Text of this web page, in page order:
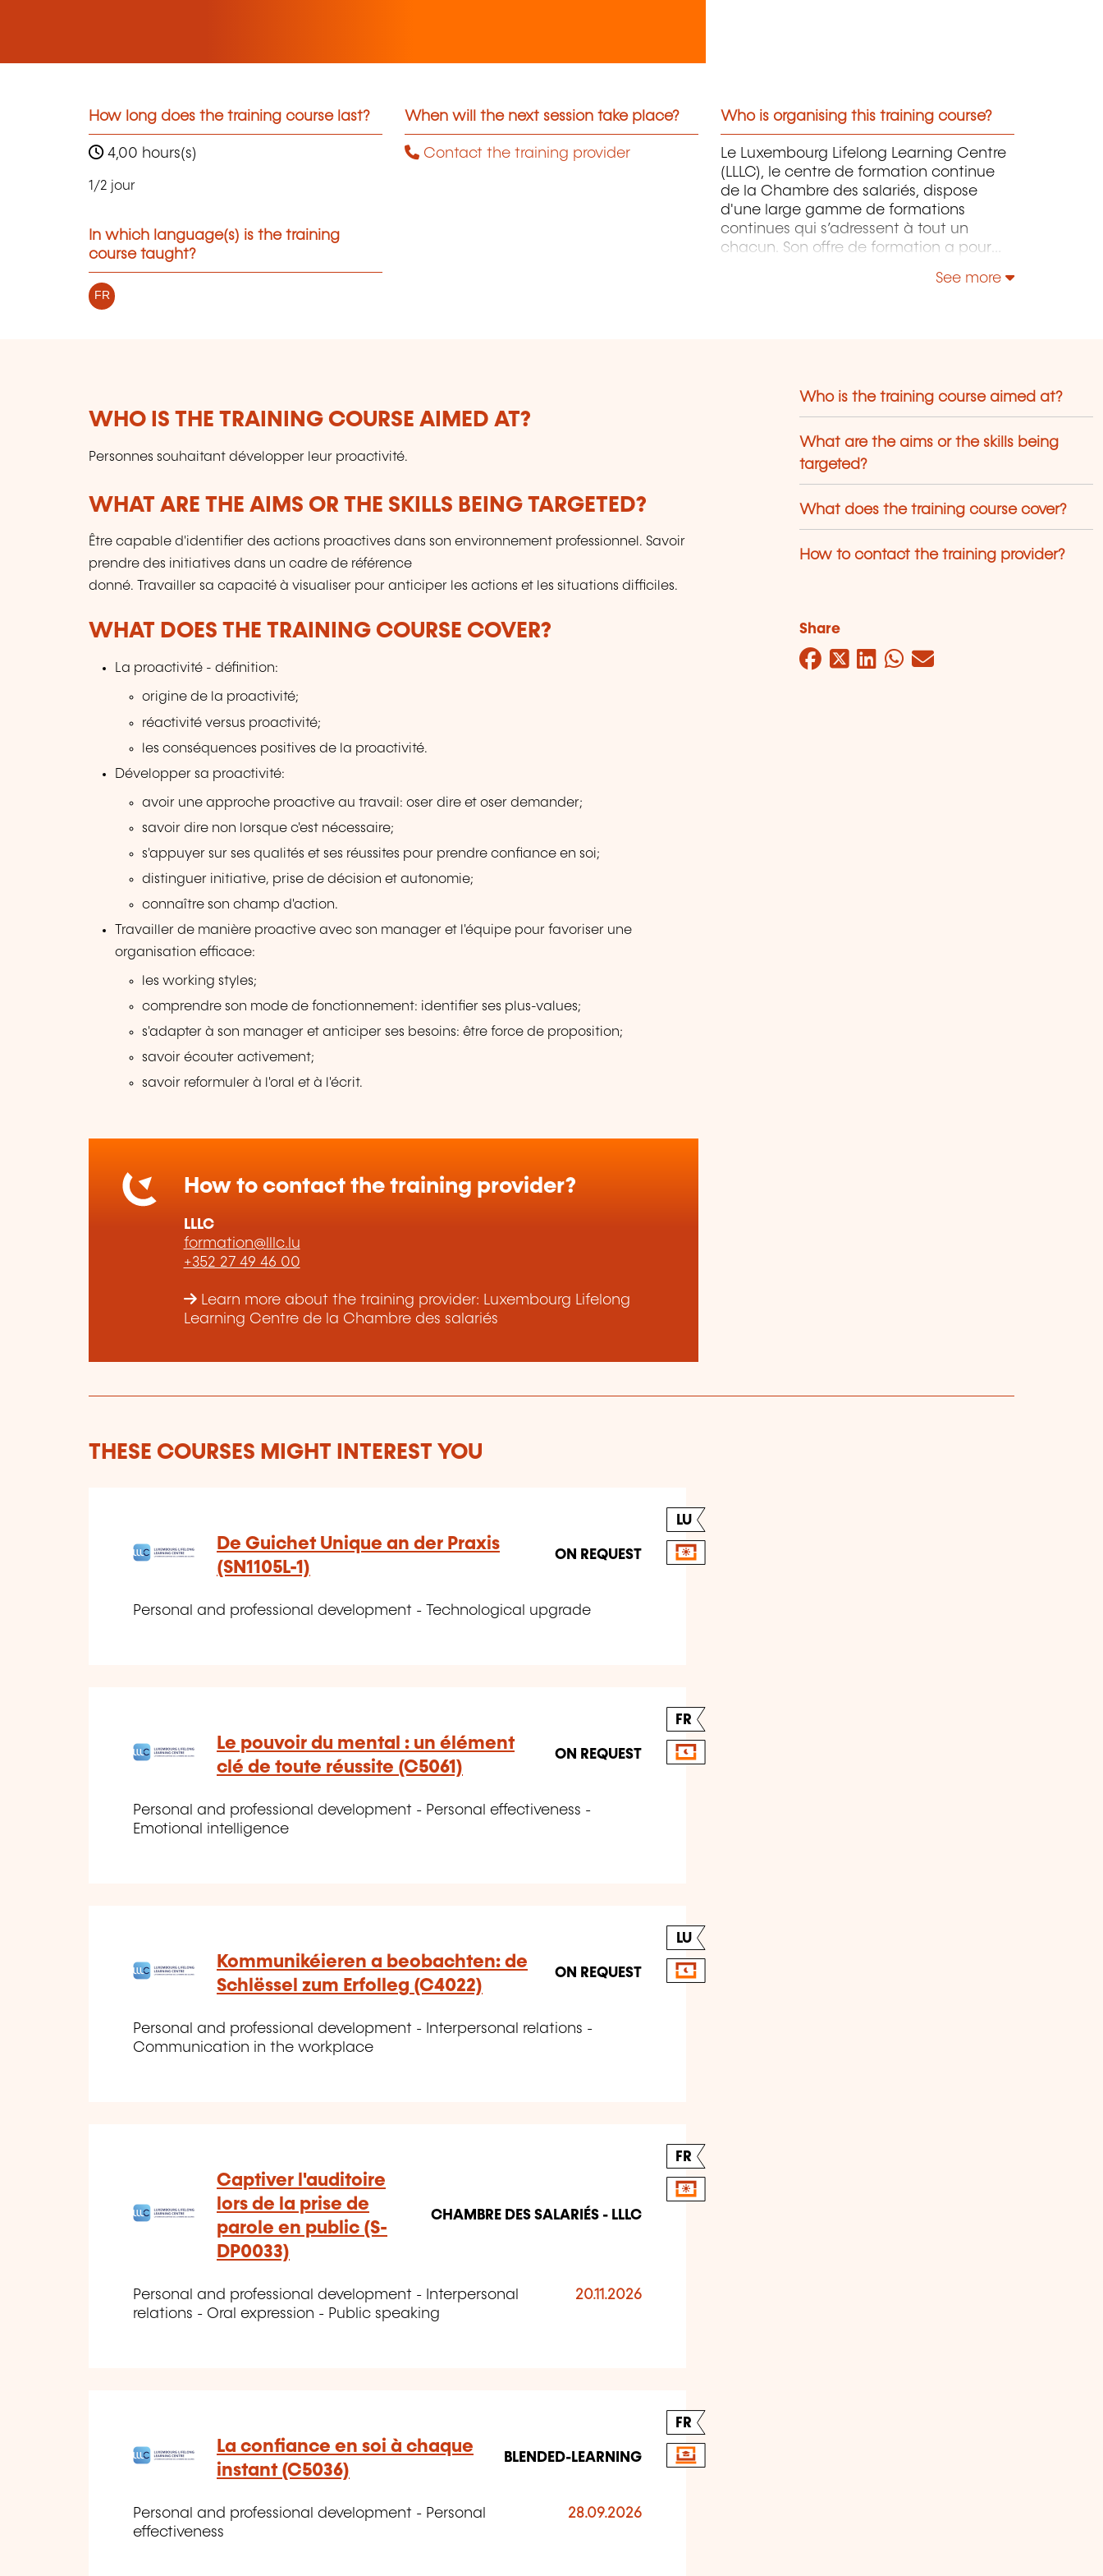
How long does the training course last?
4,00 hours(s)
1/2 jour
In which language(s) is the training
course taught?
FR
When will the next session take place?
Contact the training provider
Who is organising this training course?
Le Luxembourg Lifelong Learning Centre
(LLLC), le centre de formation continue
de la Chambre des salariés, dispose
d'une large gamme de formations
continues qui s’adressent à tout un
chacun. Son offre de formation a pour
autant que possible du savoir-faire
parcours professionnels. Le LLLC propose
une panoplie importante de formations:
des cours du soir; des séminaires, qui
peuvent être adaptés sur mesure selon
les besoins des entreprises; des
spécialisées; des formations pour seniors;
des certifications professionnelles.
See more
WHO IS THE TRAINING COURSE AIMED AT?
Personnes souhaitant développer leur proactivité.
WHAT ARE THE AIMS OR THE SKILLS BEING TARGETED?
Être capable d'identifier des actions proactives dans son environnement professionnel. Savoir
prendre des initiatives dans un cadre de référence
donné. Travailler sa capacité à visualiser pour anticiper les actions et les situations difficiles.
WHAT DOES THE TRAINING COURSE COVER?
La proactivité - définition:
origine de la proactivité;
réactivité versus proactivité;
les conséquences positives de la proactivité.
Développer sa proactivité:
avoir une approche proactive au travail: oser dire et oser demander;
savoir dire non lorsque c'est nécessaire;
s'appuyer sur ses qualités et ses réussites pour prendre confiance en soi;
distinguer initiative, prise de décision et autonomie;
connaître son champ d'action.
Travailler de manière proactive avec son manager et l'équipe pour favoriser une
organisation efficace:
les working styles;
comprendre son mode de fonctionnement: identifier ses plus-values;
s'adapter à son manager et anticiper ses besoins: être force de proposition;
savoir écouter activement;
savoir reformuler à l'oral et à l'écrit.
How to contact the training provider?
LLLC
formation@lllc.lu
+352 27 49 46 00
Learn more about the training provider: Luxembourg Lifelong
Learning Centre de la Chambre des salariés
Who is the training course aimed at?
What are the aims or the skills being
targeted?
What does the training course cover?
How to contact the training provider?
Share
Facebook
Twitter
LinkedIn
WhatsApp
Mail
THESE COURSES MIGHT INTEREST YOU
LU
De Guichet Unique an der Praxis
(SN1105L-1)
ON REQUEST
Personal and professional development - Technological upgrade
FR
Le pouvoir du mental : un élément
clé de toute réussite (C5061)
ON REQUEST
Personal and professional development - Personal effectiveness -
Emotional intelligence
LU
Kommunikéieren a beobachten: de
Schlëssel zum Erfolleg (C4022)
ON REQUEST
Personal and professional development - Interpersonal relations -
Communication in the workplace
FR
Captiver l'auditoire
lors de la prise de
parole en public (S-
DP0033)
CHAMBRE DES SALARIÉS - LLLC
Personal and professional development - Interpersonal
relations - Oral expression - Public speaking
20.11.2026
FR
La confiance en soi à chaque
instant (C5036)
BLENDED-LEARNING
Personal and professional development - Personal
effectiveness
28.09.2026